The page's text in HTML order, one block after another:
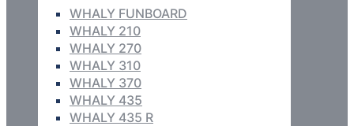
WHALY FUNBOARD
WHALY 210
WHALY 270
WHALY 310
WHALY 370
WHALY 435
WHALY 435 R